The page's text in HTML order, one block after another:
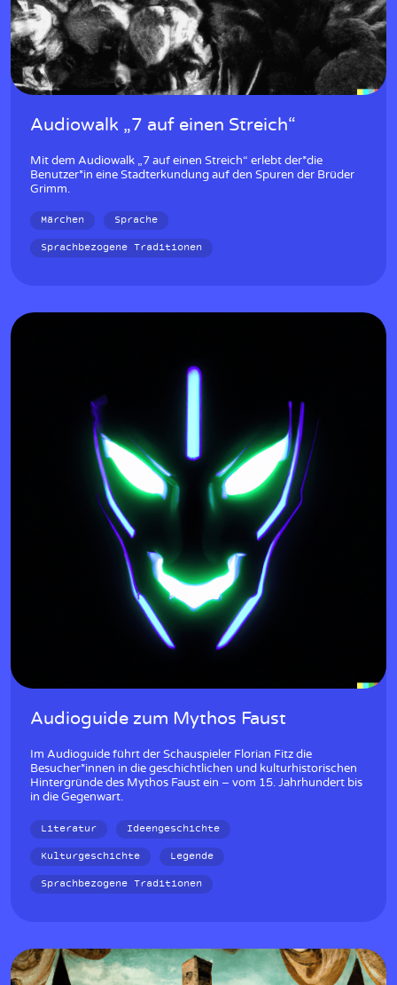
Audiowalk „7 auf einen Streich“
Mit dem Audiowalk „7 auf einen Streich“ erlebt der*die
Benutzer*in eine Stadterkundung auf den Spuren der Brüder
Grimm.
Märchen
Sprache
Sprachbezogene Traditionen
Audioguide zum Mythos Faust
Im Audioguide führt der Schauspieler Florian Fitz die
Besucher*innen in die geschichtlichen und kulturhistorischen
Hintergründe des Mythos Faust ein – vom 15. Jahrhundert bis
in die Gegenwart.
Literatur
Ideengeschichte
Kulturgeschichte
Legende
Sprachbezogene Traditionen